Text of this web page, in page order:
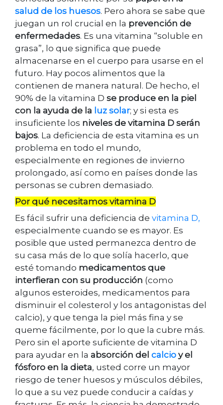
salud de los huesos. Pero ahora se sabe que
juegan un rol crucial en la prevención de
enfermedades. Es una vitamina “soluble en
grasa”, lo que significa que puede
almacenarse en el cuerpo para usarse en el
futuro. Hay pocos alimentos que la
contienen de manera natural. De hecho, el
90% de la vitamina D se produce en la piel
con la ayuda de la luz solar; y si esta es
insuficiente los niveles de vitamina D serán
bajos. La deficiencia de esta vitamina es un
problema en todo el mundo,
especialmente en regiones de invierno
prolongado, así como en países donde las
personas se cubren demasiado.
Por qué necesitamos vitamina D
Es fácil sufrir una deficiencia de vitamina D,
especialmente cuando se es mayor. Es
posible que usted permanezca dentro de
su casa más de lo que solía hacerlo, que
esté tomando medicamentos que
interfieran con su producción (como
algunos esteroides, medicamentos para
disminuir el colesterol y los antagonistas del
calcio), y que tenga la piel más fina y se
queme fácilmente, por lo que la cubre más.
Pero sin el aporte suficiente de vitamina D
para ayudar en la absorción del calcio y el
fósforo en la dieta, usted corre un mayor
riesgo de tener huesos y músculos débiles,
lo que a su vez puede conducir a caídas y